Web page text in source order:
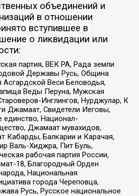
объединений и
в отношении
вступившее в
о ликвидации или
партия, ВЕК РА, Рада земли
Державы Русь, Община
Асгардской Веси Беловодья,
Веды Перуна, Мужская
Инглингов, Нурджулар, К
Джамаат, Свидетели Иеговы,
единство, Национал-
Джамаат мувахидов,
Кабарды, Балкарии и Карачая,
Валь-Хиджра, Пит Буль,
рабочая партия России,
18, Благородный Орден
Национальная
города Череповца,
Русь, Русское национальное